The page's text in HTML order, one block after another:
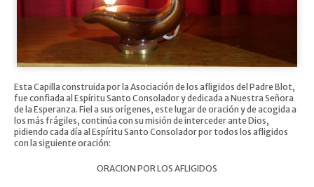
Esta Capilla construida por la Asociación de los afligidos del Padre Blot,
fue confiada al Espíritu Santo Consolador y dedicada a Nuestra Señora
de la Esperanza. Fiel a sus orígenes, este lugar de oración y de acogida a
los más frágiles, continúa con su misión de interceder ante Dios,
pidiendo cada día al Espíritu Santo Consolador por todos los afligidos
con la siguiente oración:
ORACION POR LOS AFLIGIDOS